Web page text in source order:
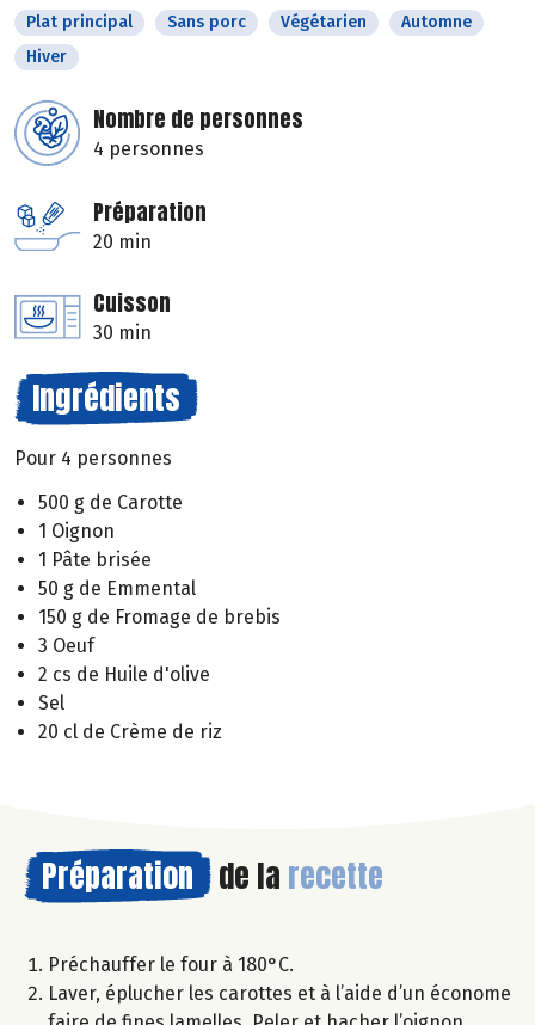
Plat principal Sans porc Végétarien
Automne
Hiver
Nombre de personnes
4 personnes
Préparation
20 min
Cuisson
30 min
Ingrédients
Pour 4 personnes
500 g de Carotte
1 Oignon
1 Pâte brisée
50 g de Emmental
150 g de Fromage de brebis
3 Oeuf
2 cs de Huile d'olive
Sel
20 cl de Crème de riz
Préparation de la recette
Préchauffer le four à 180°C.
Laver, éplucher les carottes et à l’aide d’un économe